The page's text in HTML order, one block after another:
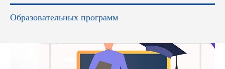
Образовательных программ